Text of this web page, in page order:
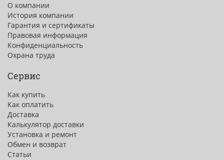
О компании
История компании
Гарантия и сертификаты
Правовая информация
Конфиденциальность
Охрана труда
Сервис
Как купить
Как оплатить
Доставка
Калькулятор доставки
Установка и ремонт
Обмен и возврат
Статьи